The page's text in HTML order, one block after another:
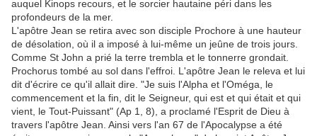
auquel Kinops recours, et le sorcier hautaine péri dans les
profondeurs de la mer.
L'apôtre Jean se retira avec son disciple Prochore à une hauteur
de désolation, où il a imposé à lui-même un jeûne de trois jours.
Comme St John a prié la terre trembla et le tonnerre grondait.
Prochorus tombé au sol dans l'effroi. L'apôtre Jean le releva et lui
dit d'écrire ce qu'il allait dire. "Je suis l'Alpha et l'Oméga, le
commencement et la fin, dit le Seigneur, qui est et qui était et qui
vient, le Tout-Puissant" (Ap 1, 8), a proclamé l'Esprit de Dieu à
travers l'apôtre Jean. Ainsi vers l'an 67 de l'Apocalypse a été